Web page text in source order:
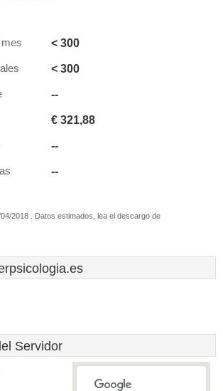
< 300
< 300
--
€ 321,88
--
--
2018 . Datos estimados, lea el descargo de
Servidor